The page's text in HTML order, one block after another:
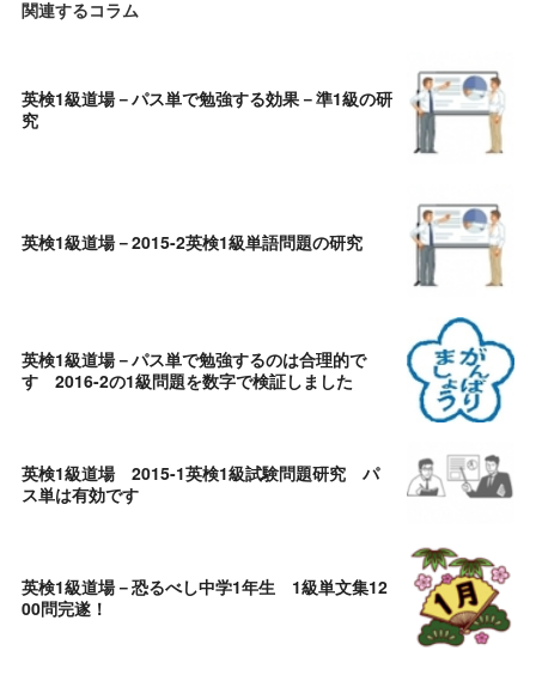
関連するコラム
英検1級道場－パス単で勉強する効果－準1級の研
究
英検1級道場－2015-2英検1級単語問題の研究
英検1級道場－パス単で勉強するのは合理的で
す 2016-2の1級問題を数字で検証しました
英検1級道場 2015-1英検1級試験問題研究 パ
ス単は有効です
英検1級道場－恐るべし中学1年生 1級単文集12
00問完遂！